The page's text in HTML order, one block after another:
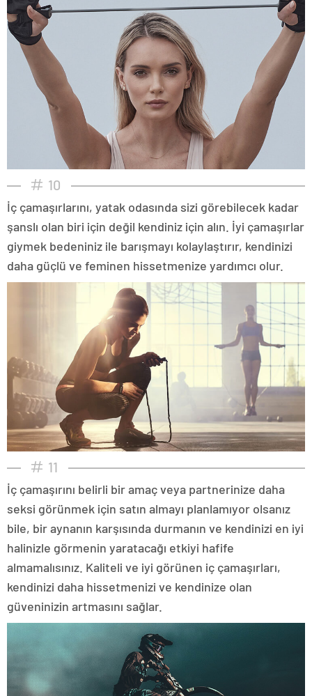
10
İç çamaşırlarını, yatak odasında sizi görebilecek kadar
şanslı olan biri için değil kendiniz için alın. İyi çamaşırlar
giymek bedeniniz ile barışmayı kolaylaştırır, kendinizi
daha güçlü ve feminen hissetmenize yardımcı olur.
11
İç çamaşırını belirli bir amaç veya partnerinize daha
seksi görünmek için satın almayı planlamıyor olsanız
bile, bir aynanın karşısında durmanın ve kendinizi en iyi
halinizle görmenin yaratacağı etkiyi hafife
almamalısınız. Kaliteli ve iyi görünen iç çamaşırları,
kendinizi daha hissetmenizi ve kendinize olan
güveninizin artmasını sağlar.